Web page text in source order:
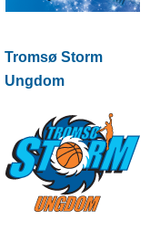
Tromsø Storm
Ungdom